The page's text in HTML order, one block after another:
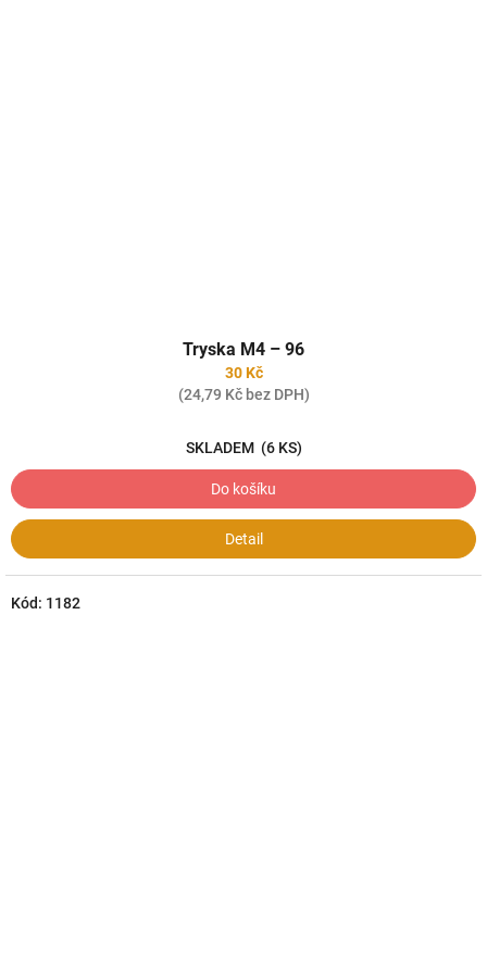
Tryska M4 – 96
30 Kč
(24,79 Kč bez DPH)
SKLADEM (6 KS)
Do košíku
Detail
Kód: 1182